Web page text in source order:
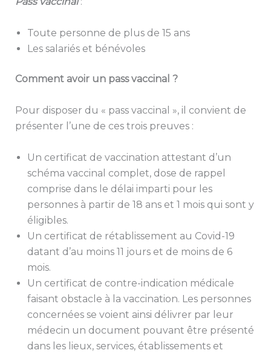
Toute personne de plus de 15 ans
Les salariés et bénévoles
Comment avoir un pass vaccinal ?
Pour disposer du « pass vaccinal », il convient de
présenter l’une de ces trois preuves :
Un certificat de vaccination attestant d’un
schéma vaccinal complet, dose de rappel
comprise dans le délai imparti pour les
personnes à partir de 18 ans et 1 mois qui sont y
éligibles.
Un certificat de rétablissement au Covid-19
datant d’au moins 11 jours et de moins de 6
mois.
Un certificat de contre-indication médicale
faisant obstacle à la vaccination. Les personnes
concernées se voient ainsi délivrer par leur
médecin un document pouvant être présenté
dans les lieux, services, établissements et